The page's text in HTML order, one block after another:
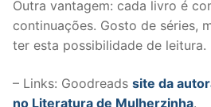
Outra vantagem: cada livro é
continuações. Gosto de séries,
ter esta possibilidade de leitura.
– Links: Goodreads site da
no Literatura de Mulherzinha.